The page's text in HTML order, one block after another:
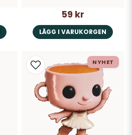
59 kr
LÄGG I VARUKORGEN
NYHET